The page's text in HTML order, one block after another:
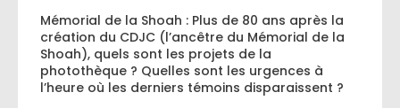
Mémorial de la Shoah : Plus de 80 ans après la
création du CDJC (l’ancêtre du Mémorial de la
Shoah), quels sont les projets de la
photothèque ? Quelles sont les urgences à
l’heure où les derniers témoins disparaissent ?